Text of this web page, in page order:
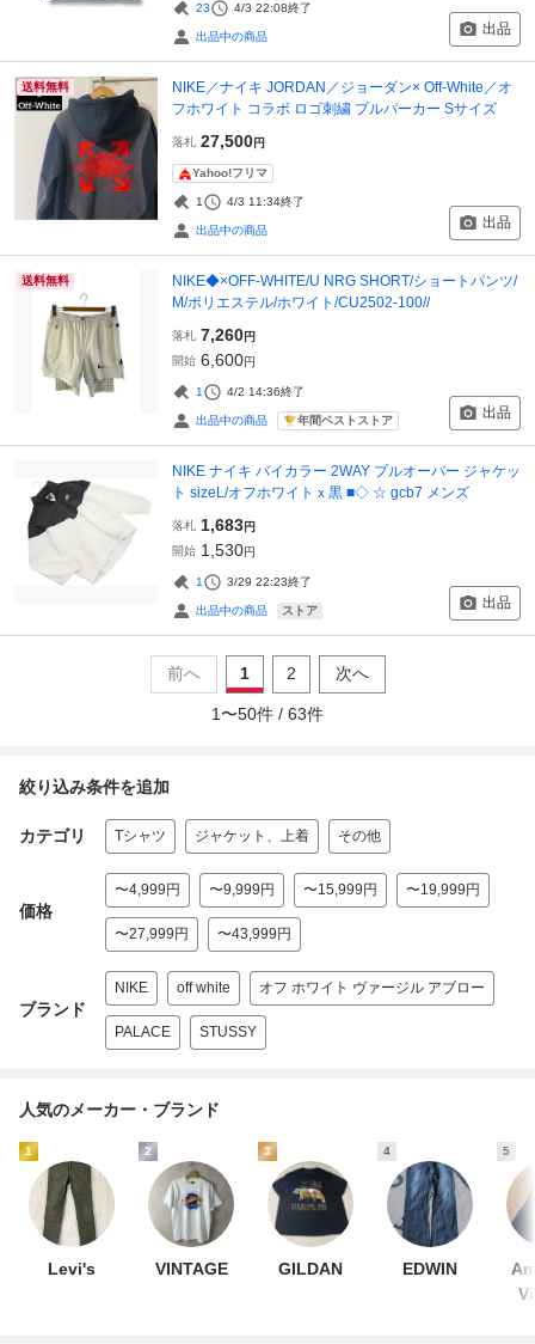
23 4/3 22:08終了
出品中の商品 出品
送料無料
NIKE／ナイキ JORDAN／ジョーダン× Off-White／オ
フホワイト コラボ ロゴ刺繍 プルパーカー Sサイズ
落札 27,500円
Yahoo!フリマ
1 4/3 11:34終了
出品中の商品 出品
送料無料
NIKE◆×OFF-WHITE/U NRG SHORT/ショートパンツ/
M/ポリエステル/ホワイト/CU2502-100//
落札 7,260円
開始 6,600円
1 4/2 14:36終了
出品中の商品 年間ベストストア 出品
NIKE ナイキ バイカラー 2WAY プルオーバー ジャケッ
ト sizeL/オフホワイトｘ黒 ■◇ ☆ gcb7 メンズ
落札 1,683円
開始 1,530円
1 3/29 22:23終了
出品中の商品 ストア 出品
前へ 1 2 次へ
1 〜50件 / 63件
絞り込み条件を追加
カテゴリ Tシャツ ジャケット、上着 その他
価格
〜4,999円 〜9,999円 〜15,999円 〜19,999円
〜27,999円 〜43,999円
ブランド
NIKE off white オフ ホワイト ヴァージル アブロー
PALACE STUSSY
人気のメーカー・ブランド
1
Levi's
2
VINTAGE
3
GILDAN
4
EDWIN
5